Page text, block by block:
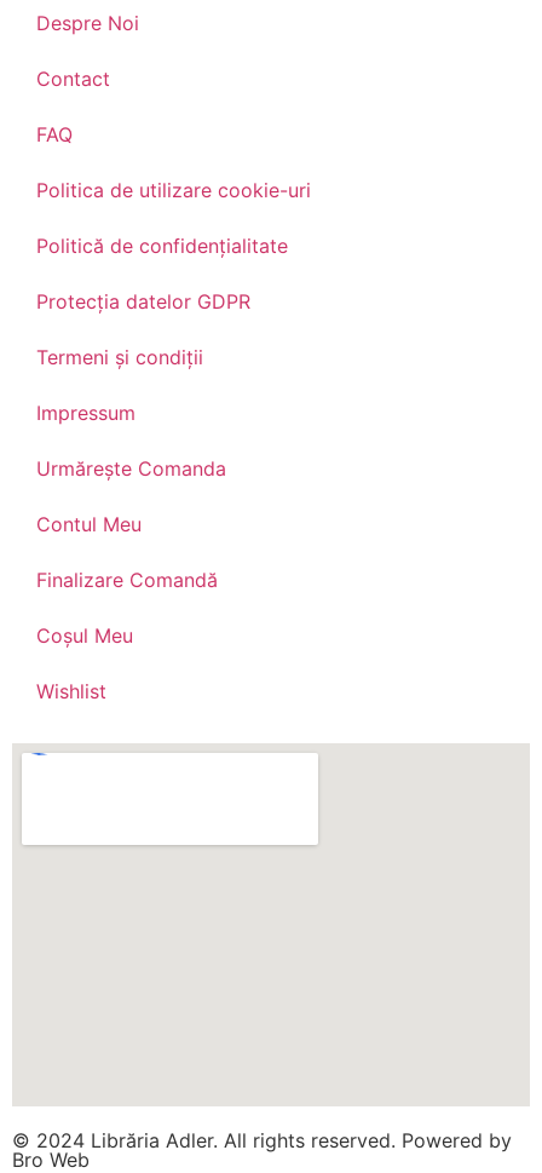
Despre Noi
Contact
FAQ
Politica de utilizare cookie-uri
Politică de confidențialitate
Protecția datelor GDPR
Termeni și condiții
Impressum
Urmărește Comanda
Contul Meu
Finalizare Comandă
Coșul Meu
Wishlist
© 2024 Librăria Adler. All rights reserved. Powered by
Bro Web